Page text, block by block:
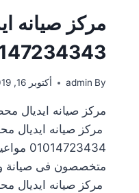
مركز صيانه
By
admin أكتوبر 16, 2019
مركز صيانه ايديال
متخصصون فى صيانة
مركز صيانه ايديال